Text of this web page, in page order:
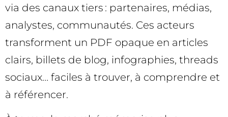
via des canaux tiers : partenaires, médias,
analystes, communautés. Ces acteurs
transforment un PDF opaque en articles
clairs, billets de blog, infographies, threads
sociaux… faciles à trouver, à comprendre et
à référencer.